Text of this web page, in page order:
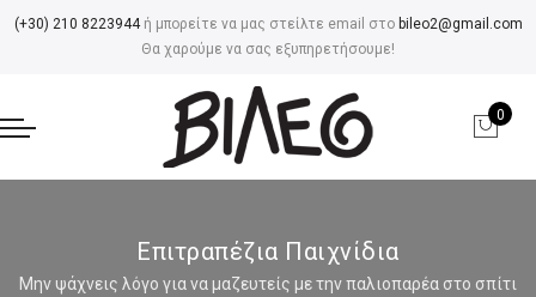
(+30) 210 8223944ή μπορείτε να μας στείλτε email στο bileo2@gmail.com
Θα χαρούμε να σας εξυπηρετήσουμε!
0
Επιτραπέζια Παιχνίδια
Μην ψάχνεις λόγο για να μαζευτείς με την παλιοπαρέα στο σπίτι